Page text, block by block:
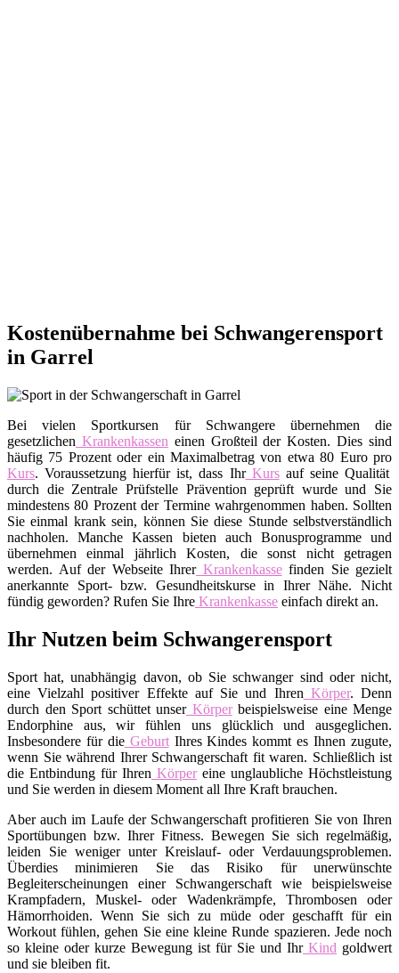
Kostenübernahme bei Schwangerensport
in Garrel
Bei vielen Sportkursen für Schwangere übernehmen die
gesetzlichen Krankenkassen einen Großteil der Kosten. Dies sind
häufig 75 Prozent oder ein Maximalbetrag von etwa 80 Euro pro
Kurs. Voraussetzung hierfür ist, dass IhrKursauf seine Qualität
durch die Zentrale Prüfstelle Prävention geprüft wurde und Sie
mindestens 80 Prozent der Termine wahrgenommen haben. Sollten
Sie einmal krank sein, können Sie diese Stunde selbstverständlich
nachholen. Manche Kassen bieten auch Bonusprogramme und
übernehmen einmal jährlich Kosten, die sonst nicht getragen
werden. Auf der Webseite IhrerKrankenkassefinden Sie gezielt
anerkannte Sport- bzw. Gesundheitskurse in Ihrer Nähe. Nicht
fündig geworden? Rufen Sie Ihre Krankenkasse einfach direkt an.
Ihr Nutzen beim Schwangerensport
Sport hat, unabhängig davon, ob Sie schwanger sind oder nicht,
eine Vielzahl positiver Effekte auf Sie und Ihren Körper. Denn
durch den Sport schüttet unserKörperbeispielsweise eine Menge
Endorphine aus, wir fühlen uns glücklich und ausgeglichen.
Insbesondere für dieGeburtIhres Kindes kommt es Ihnen zugute,
wenn Sie während Ihrer Schwangerschaft fit waren. Schließlich ist
die Entbindung für Ihren Körpereine unglaubliche Höchstleistung
und Sie werden in diesem Moment all Ihre Kraft brauchen.
Aber auch im Laufe der Schwangerschaft profitieren Sie von Ihren
Sportübungen bzw. Ihrer Fitness. Bewegen Sie sich regelmäßig,
leiden Sie weniger unter Kreislauf- oder Verdauungsproblemen.
Überdies minimieren Sie das Risiko für unerwünschte
Begleiterscheinungen einer Schwangerschaft wie beispielsweise
Krampfadern, Muskel- oder Wadenkrämpfe, Thrombosen oder
Hämorrhoiden. Wenn Sie sich zu müde oder geschafft für ein
Workout fühlen, gehen Sie eine kleine Runde spazieren. Jede noch
so kleine oder kurze Bewegung ist für Sie und IhrKind goldwert
und sie bleiben fit.